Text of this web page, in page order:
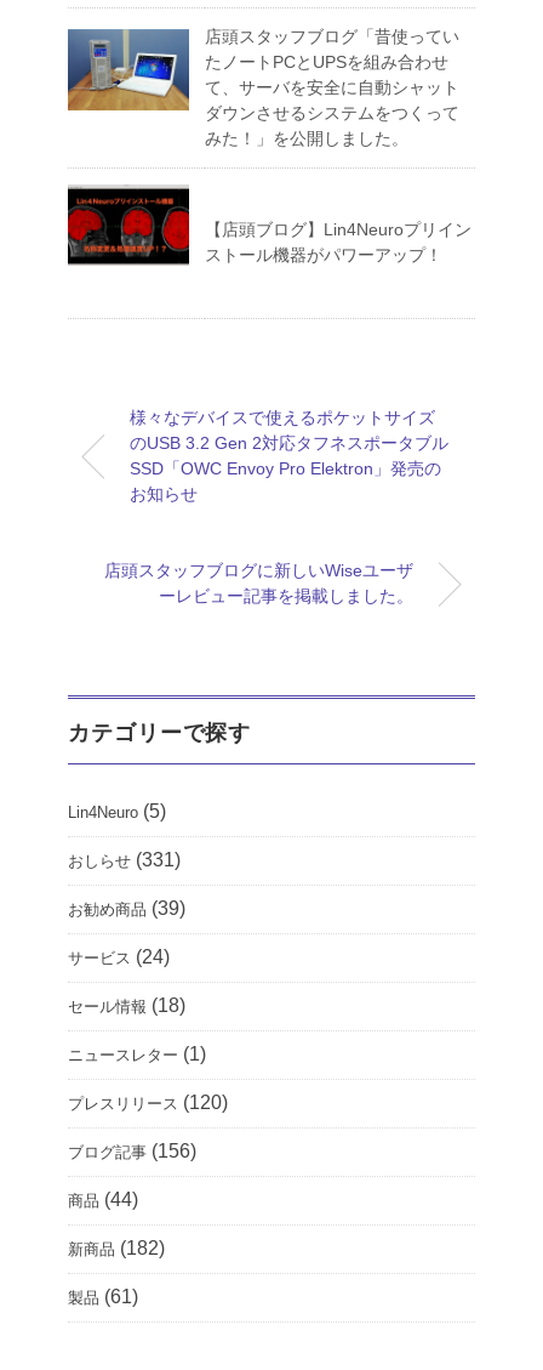
店頭スタッフブログ「昔使ってい
たノートPCとUPSを組み合わせ
て、サーバを安全に自動シャット
ダウンさせるシステムをつくって
みた！」を公開しました。
【店頭ブログ】Lin4Neuroプリイン
ストール機器がパワーアップ！
様々なデバイスで使えるポケットサイズ
のUSB 3.2 Gen 2対応タフネスポータブル
SSD「OWC Envoy Pro Elektron」発売の
お知らせ
店頭スタッフブログに新しいWiseユーザ
ーレビュー記事を掲載しました。
カテゴリーで探す
Lin4Neuro (5)
おしらせ (331)
お勧め商品 (39)
サービス (24)
セール情報 (18)
ニュースレター (1)
プレスリリース (120)
ブログ記事 (156)
商品 (44)
新商品 (182)
製品 (61)